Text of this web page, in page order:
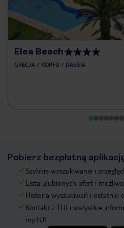
Elea Beach
GRECJA KORFU DASSIA
Pobierz bezpłatną
Szybkie wyszukiwanie i
Lista ulubionych ofert i
Historia wyszukiwań i ostatnio
Kontakt z TUI i wszystkie
myTUI